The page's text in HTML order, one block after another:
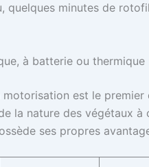
quelques minutes de
à batterie ou
motorisation est le
la nature des végétaux
ses propres